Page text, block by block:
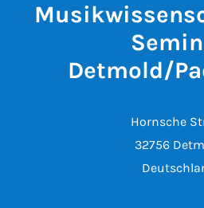
Detmold/
Hornsche
32756